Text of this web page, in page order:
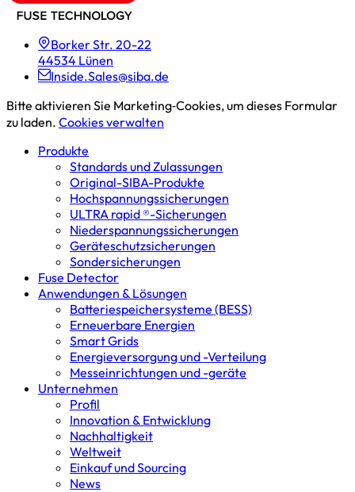
Borker Str. 20-22
44534 Lünen
Inside.Sales@siba.de
Bitte aktivieren Sie Marketing‑Cookies, um dieses Formular
zu laden. Cookies verwalten
Produkte
Standards und Zulassungen
Original-SIBA-Produkte
Hochspannungs­sicherungen
ULTRA rapid ®-Sicherungen
Niederspannungs­sicherungen
Geräteschutz­sicherungen
Sondersicherungen
Fuse Detector
Anwendungen & Lösungen
Batterie­speicher­systeme (BESS)
Erneuerbare Energien
Smart Grids
Energieversorgung und -Verteilung
Messeinrichtungen und -geräte
Unternehmen
Profil
Innovation & Entwicklung
Nachhaltigkeit
Weltweit
Einkauf und Sourcing
News